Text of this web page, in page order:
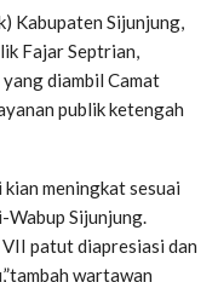
Kabupaten Sijunjung,
Fajar Septrian,
diambil Camat
publik ketengah
kian meningkat sesuai
Wabup Sijunjung.
patut diapresiasi dan
wartawan